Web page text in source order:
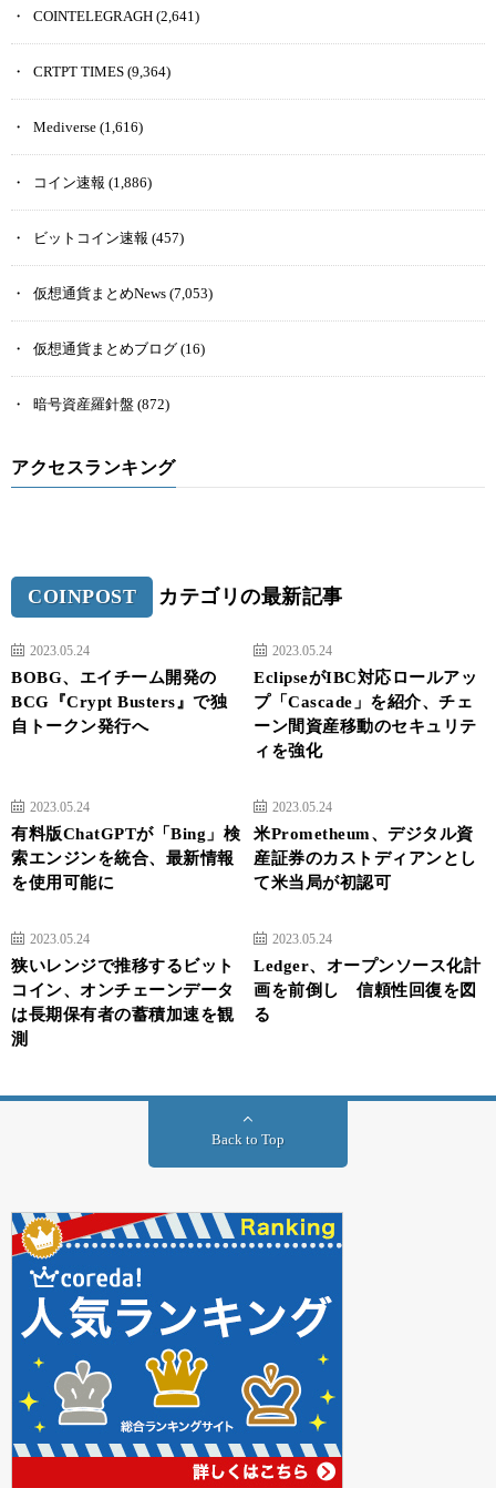
COINTELEGRAGH (2,641)
CRTPT TIMES (9,364)
Mediverse (1,616)
コイン速報 (1,886)
ビットコイン速報 (457)
仮想通貨まとめNews (7,053)
仮想通貨まとめブログ (16)
暗号資産羅針盤 (872)
アクセスランキング
COINPOST カテゴリの最新記事
2023.05.24
BOBG、エイチーム開発の
BCG『Crypt Busters』で独
自トークン発行へ
2023.05.24
EclipseがIBC対応ロールアッ
プ「Cascade」を紹介、チェ
ーン間資産移動のセキュリテ
ィを強化
2023.05.24
有料版ChatGPTが「Bing」検
索エンジンを統合、最新情報
を使用可能に
2023.05.24
米Prometheum、デジタル資
産証券のカストディアンとし
て米当局が初認可
2023.05.24
狭いレンジで推移するビット
コイン、オンチェーンデータ
は長期保有者の蓄積加速を観
測
2023.05.24
Ledger、オープンソース化計
画を前倒し 信頼性回復を図
る
Back to Top